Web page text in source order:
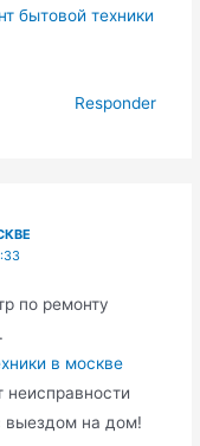
бытовой техники
Responder
по ремонту
в москве
неисправности
выездом на дом!